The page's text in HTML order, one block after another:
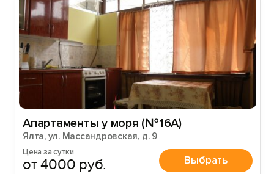
Апартаменты у моря (№16А)
Ялта, ул. Массандровская, д. 9
Цена за сутки
от 4000 руб. Выбрать